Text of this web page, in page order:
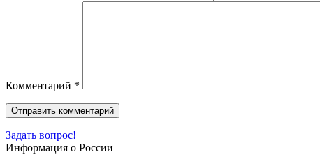
Комментарий *
Задать вопрос!
Информация о России